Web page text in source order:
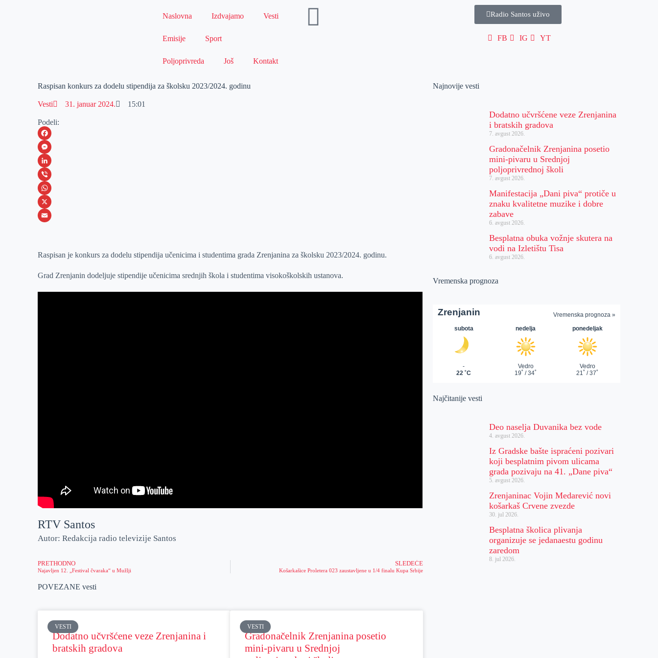
Naslovna Izdvajamo Vesti
Emisije Sport
Poljoprivreda Još Kontakt
Radio Santos uživo
FB IG YT
Raspisan konkurs za dodelu stipendija za školsku 2023/2024. godinu
Vesti 31. januar 2024. 15:01
Podeli:
F
a
c
e
b
o
M
e
s
s
e
e
L
i
n
k
I
V
i
b
W
h
s
X
a
Raspisan je konkurs za dodelu stipendija učenicima i studentima grada Zrenjanina za školsku 2023/2024. godinu.
Grad Zrenjanin dodeljuje stipendije učenicima srednjih škola i studentima visokoškolskih ustanova.
RTV Santos
Autor: Redakcija radio televizije Santos
PRETHODNO
Najavljen 12. „Festival čvaraka“ u Mužlji
SLEDEĆE
Košarkašice Proletera 023 zaustavljene u 1/4 finalu Kupa Srbije
POVEZANE vesti
VESTI
Dodatno učvršćene veze Zrenjanina i
bratskih gradova
VESTI
Gradonačelnik Zrenjanina posetio
mini-pivaru u Srednjoj
Najnovije vesti
Dodatno učvršćene veze Zrenjanina
i bratskih gradova
7. avgust 2026.
Gradonačelnik Zrenjanina posetio
mini-pivaru u Srednjoj
poljoprivrednoj školi
7. avgust 2026.
Manifestacija „Dani piva“ protiče u
znaku kvalitetne muzike i dobre
zabave
6. avgust 2026.
Besplatna obuka vožnje skutera na
vodi na Izletištu Tisa
6. avgust 2026.
Vremenska prognoza
Najčitanije vesti
Deo naselja Duvanika bez vode
4. avgust 2026.
Iz Gradske bašte ispraćeni pozivari
koji besplatnim pivom ulicama
grada pozivaju na 41. „Dane piva“
5. avgust 2026.
Zrenjaninac Vojin Medarević novi
košarkaš Crvene zvezde
30. jul 2026.
Besplatna školica plivanja
organizuje se jedanaestu godinu
zaredom
8. jul 2026.